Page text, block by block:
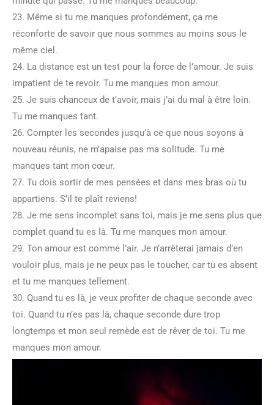
23. Même si tu me manques profondément, ça me
réconforte de savoir que nous sommes au moins sous le
même ciel.
24. La distance est un test pour la force de l’amour. Je suis
impatient de te revoir. Tu me manques mon amour.
25. Je suis chanceux de t’avoir, mais j’ai du mal à être loin.
Tu me manques tant.
26. Compter les secondes jusqu’à ce que nous soyons à
nouveau réunis, ne m’apaise pas ma solitude. Tu me
manques tant mon cœur.
27. Tu dois sortir de mes pensées et dans mes bras où tu
appartiens. S’il te plaît reviens!
28. Je me sens incomplet sans toi, mais je me sens plus que
complet quand tu es là. Tu me manques mon amour.
29. Ton amour est comme l’air. Je n’arrêterai jamais d’en
vouloir plus, mais je ne peux pas le toucher, car tu es absent
et tu me manques tellement.
30. Quand tu es là, je veux profiter de chaque seconde avec
toi. Quand tu n’es pas là, chaque seconde dure trop
longtemps et mon seul remède est de rêver de toi. Tu me
manques mon amour.